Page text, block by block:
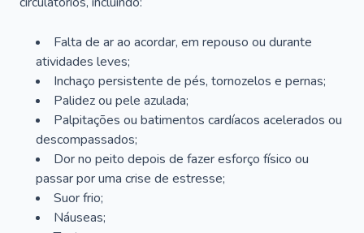
Falta de ar ao acordar, em repouso ou durante
atividades leves;
Inchaço persistente de pés, tornozelos e pernas;
Palidez ou pele azulada;
Palpitações ou batimentos cardíacos acelerados ou
descompassados;
Dor no peito depois de fazer esforço físico ou
passar por uma crise de estresse;
Suor frio;
Náuseas;